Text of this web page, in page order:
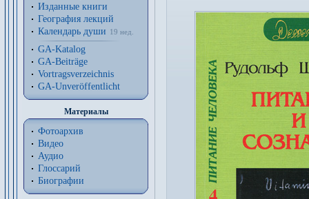
Изданные книги
География лекций
Календарь души
19 нед.
GA-Katalog
GA-Beiträge
Vortragsverzeichnis
GA-Unveröffentlicht
Материалы
Фотоархив
Видео
Аудио
Глоссарий
Биографии